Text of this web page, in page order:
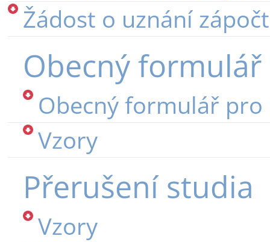
Žádost o uznání
Obecný formulář
Obecný formulář
Vzory
Přerušení studia
Vzory